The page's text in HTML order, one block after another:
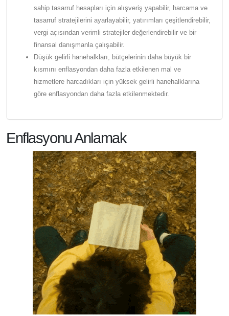
sahip tasarruf hesapları için alışveriş yapabilir, harcama ve
tasarruf stratejilerini ayarlayabilir, yatırımları çeşitlendirebilir,
vergi açısından verimli stratejiler değerlendirebilir ve bir
finansal danışmanla çalışabilir.
Düşük gelirli hanehalkları, bütçelerinin daha büyük bir
kısmını enflasyondan daha fazla etkilenen mal ve
hizmetlere harcadıkları için yüksek gelirli hanehalklarına
göre enflasyondan daha fazla etkilenmektedir.
Enflasyonu Anlamak